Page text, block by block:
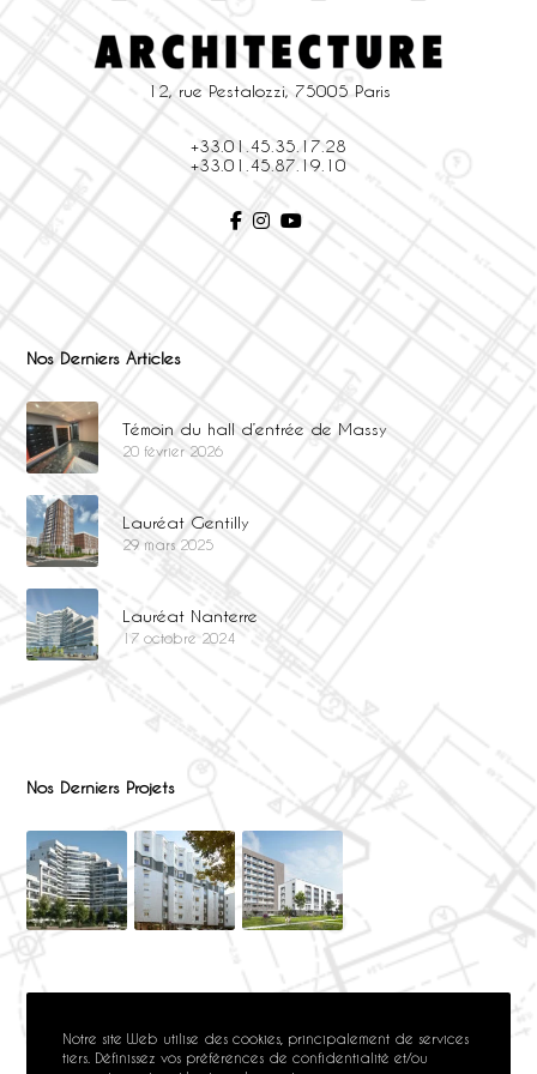
12, rue Pestalozzi, 75005 Paris
+33.01.45.35.17.28
+33.01.45.87.19.10
Nos Derniers Articles
Témoin du hall d’entrée de Massy
20 février 2026
Lauréat Gentilly
29 mars 2025
Lauréat Nanterre
17 octobre 2024
Nos Derniers Projets
Notre site Web utilise des cookies, principalement de services
tiers. Définissez vos préférences de confidentialité et/ou